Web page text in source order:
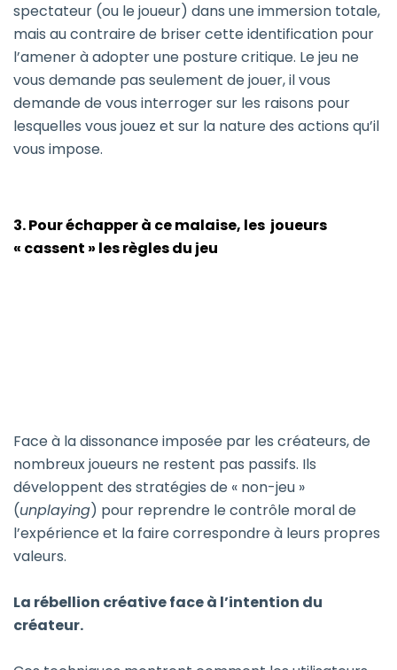
spectateur (ou le joueur) dans une immersion totale,
mais au contraire de briser cette identification pour
l’amener à adopter une posture critique. Le jeu ne
vous demande pas seulement de jouer, il vous
demande de vous interroger sur les raisons pour
lesquelles vous jouez et sur la nature des actions qu’il
vous impose.
3. Pour échapper à ce malaise, les joueurs
« cassent » les règles du jeu
Face à la dissonance imposée par les créateurs, de
nombreux joueurs ne restent pas passifs. Ils
développent des stratégies de « non-jeu »
(unplaying) pour reprendre le contrôle moral de
l’expérience et la faire correspondre à leurs propres
valeurs.
La rébellion créative face à l’intention du
créateur.